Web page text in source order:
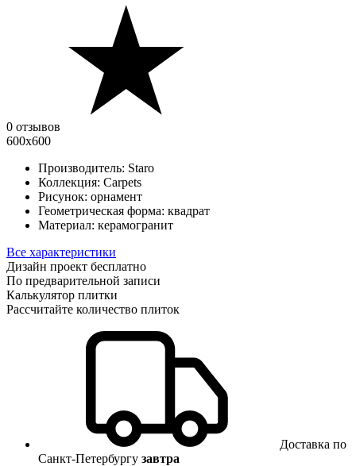
0 отзывов
600x600
Производитель: Staro
Коллекция: Carpets
Рисунок: орнамент
Геометрическая форма: квадрат
Материал: керамогранит
Все характеристики
Дизайн проект бесплатно
По предварительной записи
Калькулятор плитки
Рассчитайте количество плиток
Доставка по
Санкт-Петербургу завтра